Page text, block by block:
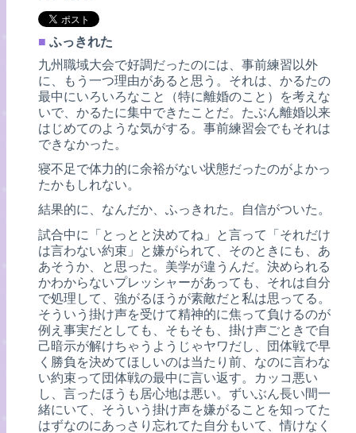
■ ふっきれた
九州職域大会で好調だったのには、事前練習以外
に、もう一つ理由があると思う。それは、かるたの
最中にいろいろなこと（特に離婚のこと）を考えな
いで、かるたに集中できたことだ。たぶん離婚以来
はじめてのような気がする。事前練習会でもそれは
できなかった。
寝不足で体力的に余裕がない状態だったのがよかっ
たかもしれない。
結果的に、なんだか、ふっきれた。自信がついた。
試合中に「とっとと決めてね」と言って「それだけ
は言わない約束」と嫌がられて、そのときにも、あ
あそうか、と思った。美学が違うんだ。決められる
かわからないプレッシャーがあっても、それは自分
で処理して、強がるほうが素敵だと私は思ってる。
そういう掛け声を受けて精神的に焦って負けるのが
例え事実だとしても、そもそも、掛け声ごときで自
己暗示が解けちゃうようじゃヤワだし、団体戦で早
く勝負を決めてほしいのは当たり前、なのに言わな
い約束って団体戦の最中に言い返す。カッコ悪い
し、言ったほうも居心地は悪い。ずいぶん長い間一
緒にいて、そういう掛け声を嫌がることを知ってた
はずなのにあっさり忘れてた自分もいて、情けなく